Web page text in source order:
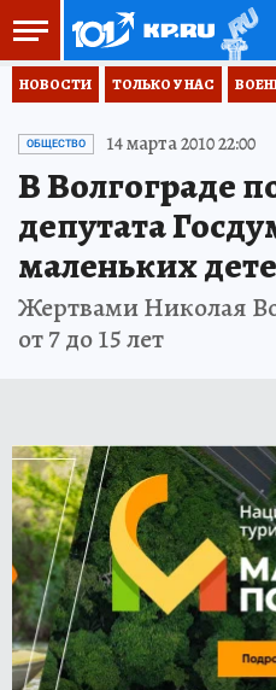
НОВОСТИ ТОЛЬКО У НАС
ОБЩЕСТВО 14 марта 2010 22:00
В Волгограде
депутата
маленьких
Жертвами Николая
от 7 до 15 лет